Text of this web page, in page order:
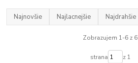
Najnovšie Najlacnejšie Najdrahšie
Zobrazujem 1-6 z 6
strana z 1